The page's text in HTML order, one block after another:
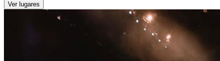
Ver lugares